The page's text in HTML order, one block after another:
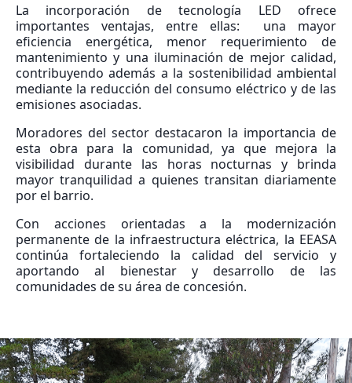
La incorporación de tecnología LED ofrece
importantes ventajas, entre ellas: una mayor
eficiencia energética, menor requerimiento de
mantenimiento y una iluminación de mejor calidad,
contribuyendo además a la sostenibilidad ambiental
mediante la reducción del consumo eléctrico y de las
emisiones asociadas.
Moradores del sector destacaron la importancia de
esta obra para la comunidad, ya que mejora la
visibilidad durante las horas nocturnas y brinda
mayor tranquilidad a quienes transitan diariamente
por el barrio.
Con acciones orientadas a la modernización
permanente de la infraestructura eléctrica, la EEASA
continúa fortaleciendo la calidad del servicio y
aportando al bienestar y desarrollo de las
comunidades de su área de concesión.